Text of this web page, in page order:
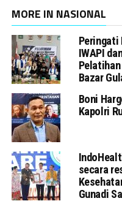
MORE IN NASIONAL
Peringati
IWAPI
Bazar
Boni
Kapolri
secara
Gunadi